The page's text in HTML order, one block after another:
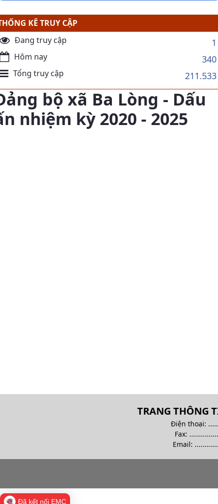
KÊ TRUY CẬP
Đang truy cập
1
Hôm nay 340
Tổng truy cập 211.533
bộ xã Ba Lòng - Dấu
nhiệm kỳ 2020 - 2025
TRANG THÔNG
Điện thoại:
Fax:
Email:
Đã kết nối EMC